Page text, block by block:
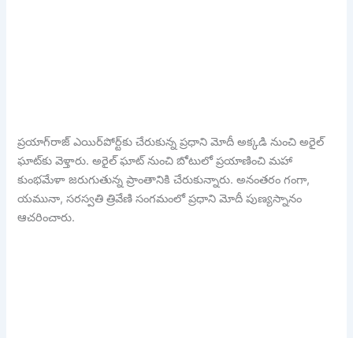
ప్రయాగ్‌రాజ్‌ ఎయిర్‌పోర్ట్‌కు చేరుకున్న ప్రధాని మోదీ అక్కడి నుంచి అరైల్‌
ఘాట్‌కు వెళ్తారు. అరైల్ ఘాట్‌ నుంచి బోటులో ప్రయాణించి మహా
కుంభమేళా జరుగుతున్న ప్రాంతానికి చేరుకున్నారు. అనంతరం గంగా,
యమునా, సరస్వతి త్రివేణి సంగమంలో ప్రధాని మోదీ పుణ్యస్నానం
ఆచరించారు.